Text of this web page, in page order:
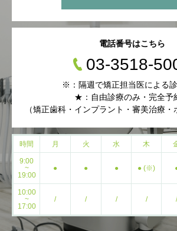
電話番号はこちら
03-3518-
※：隔週で矯正担当医による
★：自由診療のみ・完全予
（矯正歯科・インプラント・審美治療・
時間 月 火 水 木
9:00
~
19:00
● ● ● ● (※)
10:00
~
17:00
/ / / / /